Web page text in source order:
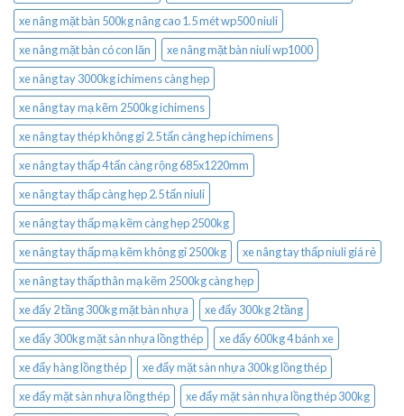
xe nâng mặt bàn 500kg nâng cao 1.5 mét wp500 niuli
xe nâng mặt bàn có con lăn
xe nâng mặt bàn niuli wp1000
xe nâng tay 3000kg ichimens càng hẹp
xe nâng tay mạ kẽm 2500kg ichimens
xe nâng tay thép không gỉ 2.5 tấn càng hẹp ichimens
xe nâng tay thấp 4 tấn càng rộng 685x1220mm
xe nâng tay thấp càng hẹp 2.5 tấn niuli
xe nâng tay thấp mạ kẽm càng hẹp 2500kg
xe nâng tay thấp mạ kẽm không gỉ 2500kg
xe nâng tay thấp niuli giá rẻ
xe nâng tay thấp thân mạ kẽm 2500kg càng hẹp
xe đẩy 2 tầng 300kg mặt bàn nhựa
xe đẩy 300kg 2 tầng
xe đẩy 300kg mặt sàn nhựa lồng thép
xe đẩy 600kg 4 bánh xe
xe đẩy hàng lồng thép
xe đẩy mặt sàn nhựa 300kg lồng thép
xe đẩy mặt sàn nhựa lồng thép
xe đẩy mặt sàn nhựa lồng thép 300kg